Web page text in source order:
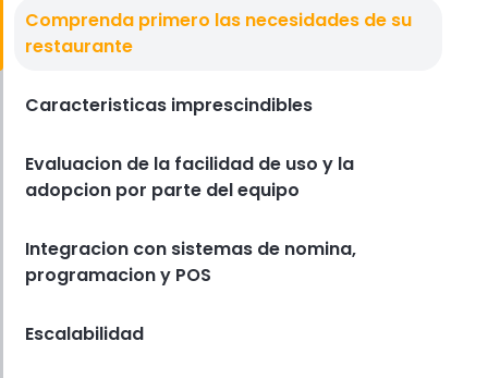
Seguimiento De Las Horas De Los Empleados
empleados para evitar errores en
Derrick McMahon Jul 18, 2025
Comprenda primero las necesidades de su
restaurante
Caracteristicas imprescindibles
Evaluacion de la facilidad de uso y la
adopcion por parte del equipo
Integracion con sistemas de nomina,
programacion y POS
Escalabilidad